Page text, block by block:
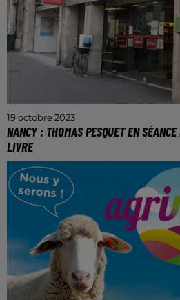
19 octobre 2023
NANCY : THOMAS PESQUET EN
LIVRE
L’astronaute sera en lorraine
2023.